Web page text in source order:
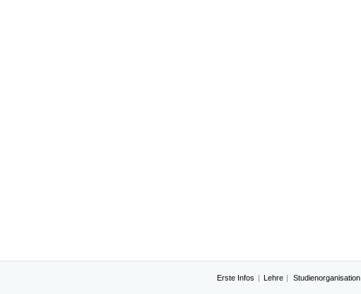
Erste Infos Lehre Studienorganisation